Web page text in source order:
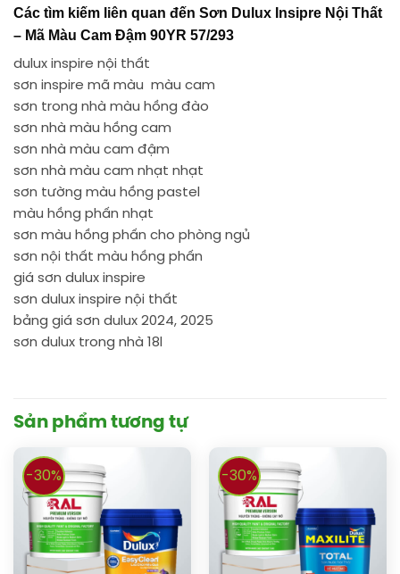
Các tìm kiếm liên quan đến Sơn Dulux Insipre Nội Thất
– Mã Màu Cam Đậm 90YR 57/293
dulux inspire nội thất
sơn inspire mã màu màu cam
sơn trong nhà màu hồng đào
sơn nhà màu hồng cam
sơn nhà màu cam đậm
sơn nhà màu cam nhạt nhạt
sơn tường màu hồng pastel
màu hồng phấn nhạt
sơn màu hồng phấn cho phòng ngủ
sơn nội thất màu hồng phấn
giá sơn dulux inspire
sơn dulux inspire nội thất
bảng giá sơn dulux 2024, 2025
sơn dulux trong nhà 18l
Sản phẩm tương tự
-30% -30%